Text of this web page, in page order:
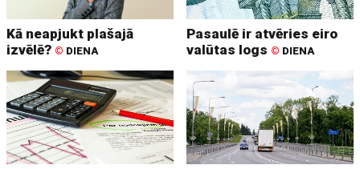
Kā neapjukt plašajā
izvēlē? © DIENA
Pasaulē ir atvēries eiro
valūtas logs © DIENA